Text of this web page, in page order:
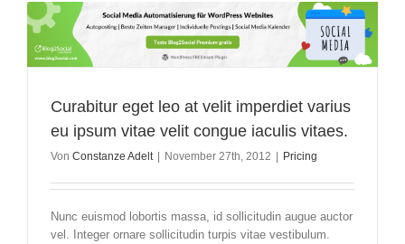
Curabitur eget leo at velit imperdiet varius
eu ipsum vitae velit congue iaculis vitaes.
Von Constanze Adelt November 27th, 2012 Pricing
Nunc euismod lobortis massa, id sollicitudin augue auctor
vel. Integer ornare sollicitudin turpis vitae vestibulum.